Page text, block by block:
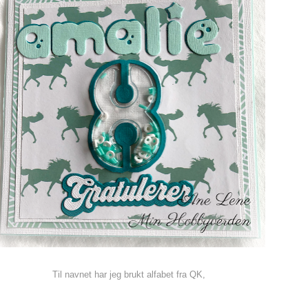
Til navnet har jeg brukt alfabet fra QK,